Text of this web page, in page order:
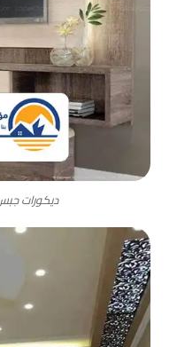
ديكورات